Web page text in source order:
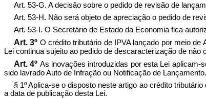
Art. 53-G. A decisão sobre o pedido de revisão de
Art. 53-H. Não será objeto de apreciação o pedido de
Art. 53-I. O Secretário de Estado da Economia fica
Art. 3º O crédito tributário de IPVA lançado por meio
Lei continua sujeito ao pedido de descaracterização de
Art. 4º As inovações introduzidas por esta Lei aplicam-
sido lavrado Auto de Infração ou Notificação de Lançamento.
§ 1º Aplica-se o disposto neste artigo ao crédito
a data de publicação desta Lei.